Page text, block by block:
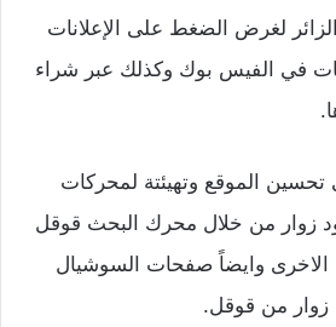
لغرض الضغط على الإعلانات
في الفيس بوك وكذلك عبر شراء
تحسين الموقع وتهيئتة لمحركات
زوار من خلال محرك البحث قوقل
وايضاً صفحات السوشيال
زوار من قوقل.